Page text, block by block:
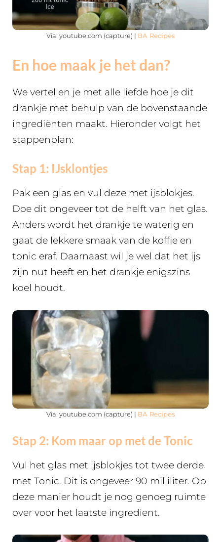
Via: youtube.com (capture) | BA Recipes
En hoe maak je het dan?
We vertellen je met alle liefde hoe je dit
drankje met behulp van de bovenstaande
ingrediënten maakt. Hieronder volgt het
stappenplan:
Stap 1: IJsklontjes
Pak een glas en vul deze met ijsblokjes.
Doe dit ongeveer tot de helft van het glas.
Anders wordt het drankje te waterig en
gaat de lekkere smaak van de koffie en
tonic eraf. Daarnaast wil je wel dat het ijs
zijn nut heeft en het drankje enigszins
koel houdt.
Via: youtube.com (capture) | BA Recipes
Stap 2: Kom maar op met de Tonic
Vul het glas met ijsblokjes tot twee derde
met Tonic. Dit is ongeveer 90 milliliter. Op
deze manier houdt je nog genoeg ruimte
over voor het laatste ingredient.